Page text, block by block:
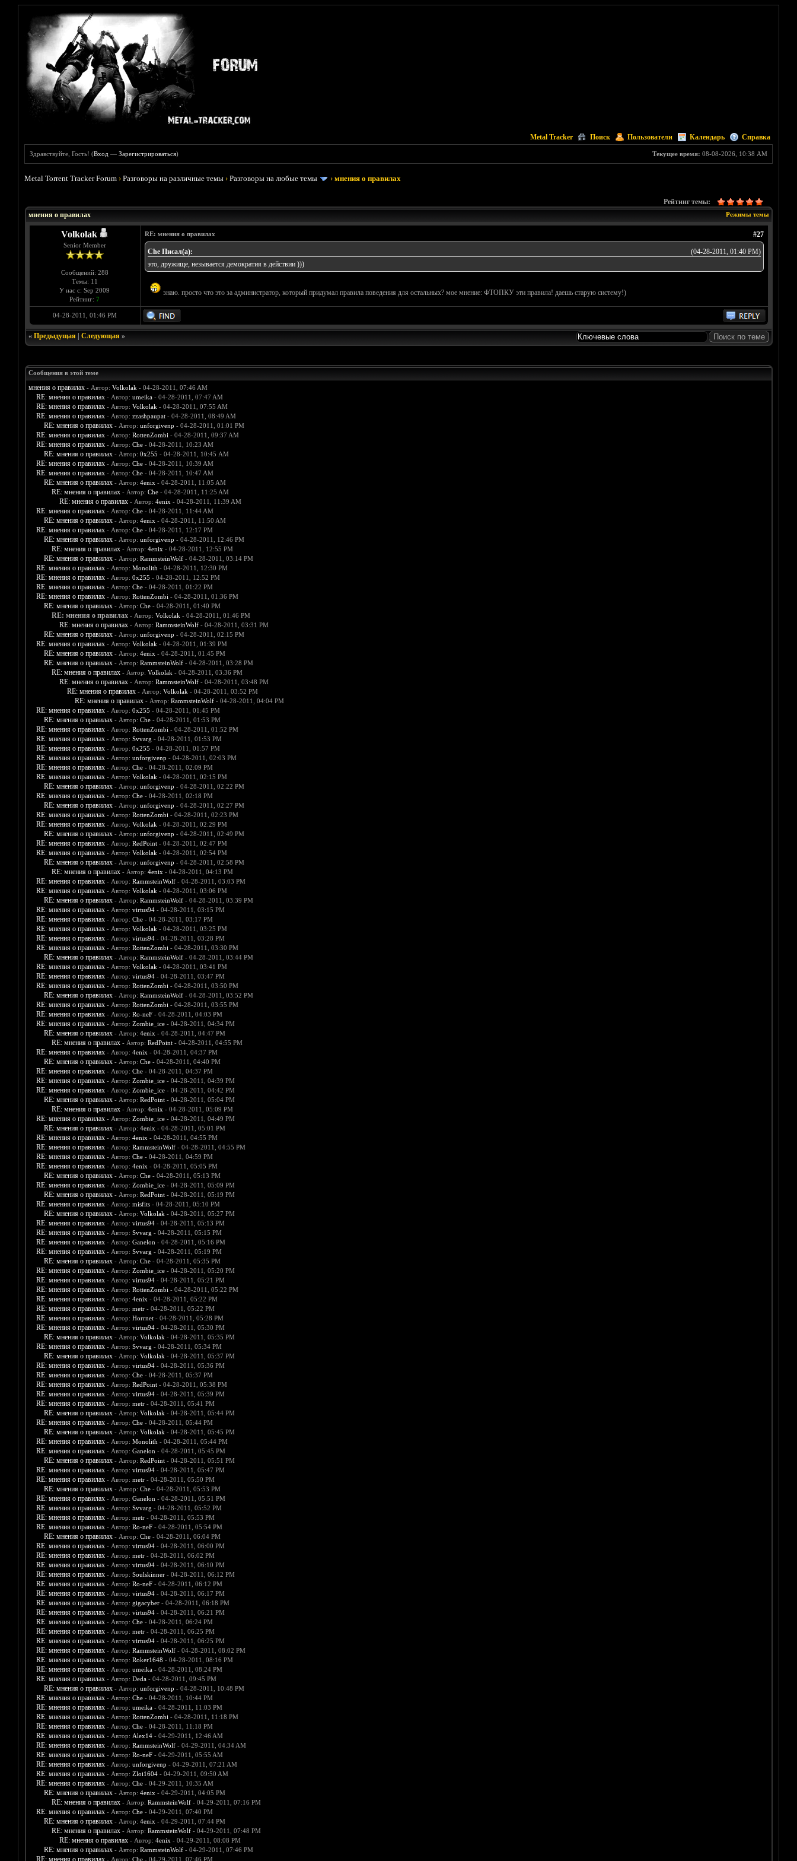
Metal Tracker Поиск Пользователи Календарь Справка
Текущее время: 08-08-2026, 10:38 AM
Здравствуйте, Гость! (Вход —Зарегистрироваться)
Metal Torrent Tracker Forum ›Разговоры на различные темы ›Разговоры на любые темы ›мнения о правилах
Рейтинг темы:
Режимы темы
мнения о правилах
Volkolak
Senior Member
Сообщений: 288
Темы: 11
У нас с: Sep 2009
Рейтинг: 7
#27
RE: мнения о правилах
(04-28-2011, 01:40 PM)
Che Писал(а):
это, дружище, незывается демократия в действии )))
знаю. просто что это за администратор, который придумал правила поведения для остальных? мое мнение: ФТОПКУ эти правила! даешь старую систему!)
04-28-2011, 01:46 PM
« Предыдущая| Следующая»
Сообщения в этой теме
мнения о правилах - Автор: Volkolak - 04-28-2011, 07:46 AM
RE: мнения о правилах - Автор: umeika- 04-28-2011, 07:47 AM
RE: мнения о правилах - Автор: Volkolak - 04-28-2011, 07:55 AM
RE: мнения о правилах - Автор: zzashpaupat- 04-28-2011, 08:49 AM
RE: мнения о правилах - Автор: unforgivenp - 04-28-2011, 01:01 PM
RE: мнения о правилах - Автор: RottenZombi - 04-28-2011, 09:37 AM
RE: мнения о правилах - Автор: Che- 04-28-2011, 10:23 AM
RE: мнения о правилах - Автор: 0х255 - 04-28-2011, 10:45 AM
RE: мнения о правилах - Автор: Che- 04-28-2011, 10:39 AM
RE: мнения о правилах - Автор: Che- 04-28-2011, 10:47 AM
RE: мнения о правилах - Автор: 4enix - 04-28-2011, 11:05 AM
RE: мнения о правилах - Автор: Che- 04-28-2011, 11:25 AM
RE: мнения о правилах - Автор: 4enix - 04-28-2011, 11:39 AM
RE: мнения о правилах - Автор: Che- 04-28-2011, 11:44 AM
RE: мнения о правилах - Автор: 4enix - 04-28-2011, 11:50 AM
RE: мнения о правилах - Автор: Che- 04-28-2011, 12:17 PM
RE: мнения о правилах - Автор: unforgivenp - 04-28-2011, 12:46 PM
RE: мнения о правилах - Автор: 4enix - 04-28-2011, 12:55 PM
RE: мнения о правилах - Автор: RammsteinWolf- 04-28-2011, 03:14 PM
RE: мнения о правилах - Автор: Monolith - 04-28-2011, 12:30 PM
RE: мнения о правилах - Автор: 0х255 - 04-28-2011, 12:52 PM
RE: мнения о правилах - Автор: Che- 04-28-2011, 01:22 PM
RE: мнения о правилах - Автор: RottenZombi - 04-28-2011, 01:36 PM
RE: мнения о правилах - Автор: Che- 04-28-2011, 01:40 PM
RE: мнения о правилах - Автор: Volkolak - 04-28-2011, 01:46 PM
RE: мнения о правилах - Автор: RammsteinWolf- 04-28-2011, 03:31 PM
RE: мнения о правилах - Автор: unforgivenp - 04-28-2011, 02:15 PM
RE: мнения о правилах - Автор: Volkolak - 04-28-2011, 01:39 PM
RE: мнения о правилах - Автор: 4enix - 04-28-2011, 01:45 PM
RE: мнения о правилах - Автор: RammsteinWolf- 04-28-2011, 03:28 PM
RE: мнения о правилах - Автор: Volkolak - 04-28-2011, 03:36 PM
RE: мнения о правилах - Автор: RammsteinWolf- 04-28-2011, 03:48 PM
RE: мнения о правилах - Автор: Volkolak - 04-28-2011, 03:52 PM
RE: мнения о правилах - Автор: RammsteinWolf- 04-28-2011, 04:04 PM
RE: мнения о правилах - Автор: 0х255 - 04-28-2011, 01:45 PM
RE: мнения о правилах - Автор: Che- 04-28-2011, 01:53 PM
RE: мнения о правилах - Автор: RottenZombi - 04-28-2011, 01:52 PM
RE: мнения о правилах - Автор: Svvarg - 04-28-2011, 01:53 PM
RE: мнения о правилах - Автор: 0х255 - 04-28-2011, 01:57 PM
RE: мнения о правилах - Автор: unforgivenp - 04-28-2011, 02:03 PM
RE: мнения о правилах - Автор: Che- 04-28-2011, 02:09 PM
RE: мнения о правилах - Автор: Volkolak - 04-28-2011, 02:15 PM
RE: мнения о правилах - Автор: unforgivenp - 04-28-2011, 02:22 PM
RE: мнения о правилах - Автор: Che- 04-28-2011, 02:18 PM
RE: мнения о правилах - Автор: unforgivenp - 04-28-2011, 02:27 PM
RE: мнения о правилах - Автор: RottenZombi - 04-28-2011, 02:23 PM
RE: мнения о правилах - Автор: Volkolak - 04-28-2011, 02:29 PM
RE: мнения о правилах - Автор: unforgivenp - 04-28-2011, 02:49 PM
RE: мнения о правилах - Автор: RedPoint- 04-28-2011, 02:47 PM
RE: мнения о правилах - Автор: Volkolak - 04-28-2011, 02:54 PM
RE: мнения о правилах - Автор: unforgivenp - 04-28-2011, 02:58 PM
RE: мнения о правилах - Автор: 4enix - 04-28-2011, 04:13 PM
RE: мнения о правилах - Автор: RammsteinWolf- 04-28-2011, 03:03 PM
RE: мнения о правилах - Автор: Volkolak - 04-28-2011, 03:06 PM
RE: мнения о правилах - Автор: RammsteinWolf- 04-28-2011, 03:39 PM
RE: мнения о правилах - Автор: virtus94- 04-28-2011, 03:15 PM
RE: мнения о правилах - Автор: Che- 04-28-2011, 03:17 PM
RE: мнения о правилах - Автор: Volkolak - 04-28-2011, 03:25 PM
RE: мнения о правилах - Автор: virtus94- 04-28-2011, 03:28 PM
RE: мнения о правилах - Автор: RottenZombi - 04-28-2011, 03:30 PM
RE: мнения о правилах - Автор: RammsteinWolf- 04-28-2011, 03:44 PM
RE: мнения о правилах - Автор: Volkolak - 04-28-2011, 03:41 PM
RE: мнения о правилах - Автор: virtus94- 04-28-2011, 03:47 PM
RE: мнения о правилах - Автор: RottenZombi - 04-28-2011, 03:50 PM
RE: мнения о правилах - Автор: RammsteinWolf- 04-28-2011, 03:52 PM
RE: мнения о правилах - Автор: RottenZombi - 04-28-2011, 03:55 PM
RE: мнения о правилах - Автор: Ro-neF- 04-28-2011, 04:03 PM
RE: мнения о правилах - Автор: Zombie_ice- 04-28-2011, 04:34 PM
RE: мнения о правилах - Автор: 4enix - 04-28-2011, 04:47 PM
RE: мнения о правилах - Автор: RedPoint- 04-28-2011, 04:55 PM
RE: мнения о правилах - Автор: 4enix - 04-28-2011, 04:37 PM
RE: мнения о правилах - Автор: Che- 04-28-2011, 04:40 PM
RE: мнения о правилах - Автор: Che- 04-28-2011, 04:37 PM
RE: мнения о правилах - Автор: Zombie_ice- 04-28-2011, 04:39 PM
RE: мнения о правилах - Автор: Zombie_ice- 04-28-2011, 04:42 PM
RE: мнения о правилах - Автор: RedPoint- 04-28-2011, 05:04 PM
RE: мнения о правилах - Автор: 4enix - 04-28-2011, 05:09 PM
RE: мнения о правилах - Автор: Zombie_ice- 04-28-2011, 04:49 PM
RE: мнения о правилах - Автор: 4enix - 04-28-2011, 05:01 PM
RE: мнения о правилах - Автор: 4enix - 04-28-2011, 04:55 PM
RE: мнения о правилах - Автор: RammsteinWolf- 04-28-2011, 04:55 PM
RE: мнения о правилах - Автор: Che- 04-28-2011, 04:59 PM
RE: мнения о правилах - Автор: 4enix - 04-28-2011, 05:05 PM
RE: мнения о правилах - Автор: Che- 04-28-2011, 05:13 PM
RE: мнения о правилах - Автор: Zombie_ice- 04-28-2011, 05:09 PM
RE: мнения о правилах - Автор: RedPoint- 04-28-2011, 05:19 PM
RE: мнения о правилах - Автор: misfits- 04-28-2011, 05:10 PM
RE: мнения о правилах - Автор: Volkolak - 04-28-2011, 05:27 PM
RE: мнения о правилах - Автор: virtus94- 04-28-2011, 05:13 PM
RE: мнения о правилах - Автор: Svvarg - 04-28-2011, 05:15 PM
RE: мнения о правилах - Автор: Ganelon - 04-28-2011, 05:16 PM
RE: мнения о правилах - Автор: Svvarg - 04-28-2011, 05:19 PM
RE: мнения о правилах - Автор: Che- 04-28-2011, 05:35 PM
RE: мнения о правилах - Автор: Zombie_ice- 04-28-2011, 05:20 PM
RE: мнения о правилах - Автор: virtus94- 04-28-2011, 05:21 PM
RE: мнения о правилах - Автор: RottenZombi - 04-28-2011, 05:22 PM
RE: мнения о правилах - Автор: 4enix - 04-28-2011, 05:22 PM
RE: мнения о правилах - Автор: metr- 04-28-2011, 05:22 PM
RE: мнения о правилах - Автор: Horrnet- 04-28-2011, 05:28 PM
RE: мнения о правилах - Автор: virtus94- 04-28-2011, 05:30 PM
RE: мнения о правилах - Автор: Volkolak - 04-28-2011, 05:35 PM
RE: мнения о правилах - Автор: Svvarg - 04-28-2011, 05:34 PM
RE: мнения о правилах - Автор: Volkolak - 04-28-2011, 05:37 PM
RE: мнения о правилах - Автор: virtus94- 04-28-2011, 05:36 PM
RE: мнения о правилах - Автор: Che- 04-28-2011, 05:37 PM
RE: мнения о правилах - Автор: RedPoint- 04-28-2011, 05:38 PM
RE: мнения о правилах - Автор: virtus94- 04-28-2011, 05:39 PM
RE: мнения о правилах - Автор: metr- 04-28-2011, 05:41 PM
RE: мнения о правилах - Автор: Volkolak - 04-28-2011, 05:44 PM
RE: мнения о правилах - Автор: Che- 04-28-2011, 05:44 PM
RE: мнения о правилах - Автор: Volkolak - 04-28-2011, 05:45 PM
RE: мнения о правилах - Автор: Monolith - 04-28-2011, 05:44 PM
RE: мнения о правилах - Автор: Ganelon - 04-28-2011, 05:45 PM
RE: мнения о правилах - Автор: RedPoint- 04-28-2011, 05:51 PM
RE: мнения о правилах - Автор: virtus94- 04-28-2011, 05:47 PM
RE: мнения о правилах - Автор: metr- 04-28-2011, 05:50 PM
RE: мнения о правилах - Автор: Che- 04-28-2011, 05:53 PM
RE: мнения о правилах - Автор: Ganelon - 04-28-2011, 05:51 PM
RE: мнения о правилах - Автор: Svvarg - 04-28-2011, 05:52 PM
RE: мнения о правилах - Автор: metr- 04-28-2011, 05:53 PM
RE: мнения о правилах - Автор: Ro-neF- 04-28-2011, 05:54 PM
RE: мнения о правилах - Автор: Che- 04-28-2011, 06:04 PM
RE: мнения о правилах - Автор: virtus94- 04-28-2011, 06:00 PM
RE: мнения о правилах - Автор: metr- 04-28-2011, 06:02 PM
RE: мнения о правилах - Автор: virtus94- 04-28-2011, 06:10 PM
RE: мнения о правилах - Автор: Soulskinner- 04-28-2011, 06:12 PM
RE: мнения о правилах - Автор: Ro-neF- 04-28-2011, 06:12 PM
RE: мнения о правилах - Автор: virtus94- 04-28-2011, 06:17 PM
RE: мнения о правилах - Автор: gigacyber- 04-28-2011, 06:18 PM
RE: мнения о правилах - Автор: virtus94- 04-28-2011, 06:21 PM
RE: мнения о правилах - Автор: Che- 04-28-2011, 06:24 PM
RE: мнения о правилах - Автор: metr- 04-28-2011, 06:25 PM
RE: мнения о правилах - Автор: virtus94- 04-28-2011, 06:25 PM
RE: мнения о правилах - Автор: RammsteinWolf- 04-28-2011, 08:02 PM
RE: мнения о правилах - Автор: Roker1648 - 04-28-2011, 08:16 PM
RE: мнения о правилах - Автор: umeika- 04-28-2011, 08:24 PM
RE: мнения о правилах - Автор: Deda- 04-28-2011, 09:45 PM
RE: мнения о правилах - Автор: unforgivenp - 04-28-2011, 10:48 PM
RE: мнения о правилах - Автор: Che- 04-28-2011, 10:44 PM
RE: мнения о правилах - Автор: umeika- 04-28-2011, 11:03 PM
RE: мнения о правилах - Автор: RottenZombi - 04-28-2011, 11:18 PM
RE: мнения о правилах - Автор: Che- 04-28-2011, 11:18 PM
RE: мнения о правилах - Автор: Alex14- 04-29-2011, 12:46 AM
RE: мнения о правилах - Автор: RammsteinWolf- 04-29-2011, 04:34 AM
RE: мнения о правилах - Автор: Ro-neF- 04-29-2011, 05:55 AM
RE: мнения о правилах - Автор: unforgivenp - 04-29-2011, 07:21 AM
RE: мнения о правилах - Автор: Zloi1604- 04-29-2011, 09:50 AM
RE: мнения о правилах - Автор: Che- 04-29-2011, 10:35 AM
RE: мнения о правилах - Автор: 4enix - 04-29-2011, 04:05 PM
RE: мнения о правилах - Автор: RammsteinWolf- 04-29-2011, 07:16 PM
RE: мнения о правилах - Автор: Che- 04-29-2011, 07:40 PM
RE: мнения о правилах - Автор: 4enix - 04-29-2011, 07:44 PM
RE: мнения о правилах - Автор: RammsteinWolf- 04-29-2011, 07:48 PM
RE: мнения о правилах - Автор: 4enix - 04-29-2011, 08:08 PM
RE: мнения о правилах - Автор: RammsteinWolf- 04-29-2011, 07:46 PM
RE: мнения о правилах - Автор: Che- 04-29-2011, 07:46 PM